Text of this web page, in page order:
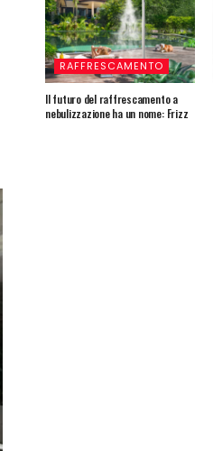
RAFFRESCAMENTO
Il futuro del raffrescamento a
nebulizzazione ha un nome: Frizz